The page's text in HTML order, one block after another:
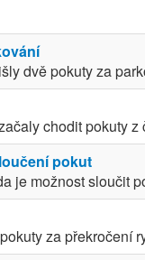
dvě pokuty za
chodit pokuty
pokut
je možnost sloučit
za překročení